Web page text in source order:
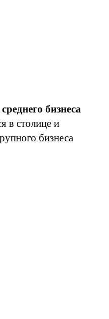
бизнеса
в столице и
бизнеса